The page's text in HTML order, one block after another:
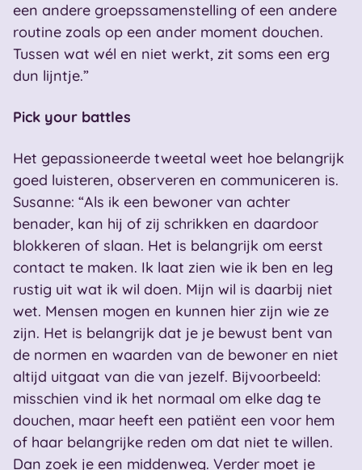
een andere groepssamenstelling of een andere
routine zoals op een ander moment douchen.
Tussen wat wél en niet werkt, zit soms een erg
dun lijntje.”
Pick your battles
Het gepassioneerde tweetal weet hoe belangrijk
goed luisteren, observeren en communiceren is.
Susanne: “Als ik een bewoner van achter
benader, kan hij of zij schrikken en daardoor
blokkeren of slaan. Het is belangrijk om eerst
contact te maken. Ik laat zien wie ik ben en leg
rustig uit wat ik wil doen. Mijn wil is daarbij niet
wet. Mensen mogen en kunnen hier zijn wie ze
zijn. Het is belangrijk dat je je bewust bent van
de normen en waarden van de bewoner en niet
altijd uitgaat van die van jezelf. Bijvoorbeeld:
misschien vind ik het normaal om elke dag te
douchen, maar heeft een patiënt een voor hem
of haar belangrijke reden om dat niet te willen.
Dan zoek je een middenweg. Verder moet je